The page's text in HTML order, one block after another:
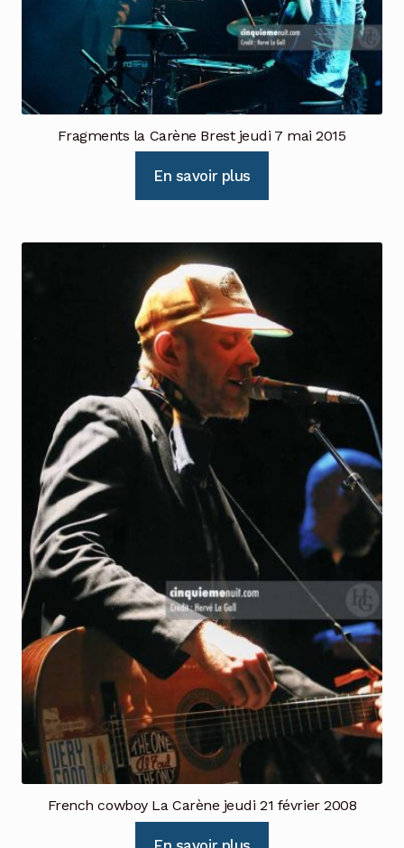
Fragments la Carène Brest jeudi 7 mai 2015
En savoir plus
French cowboy La Carène jeudi 21 février 2008